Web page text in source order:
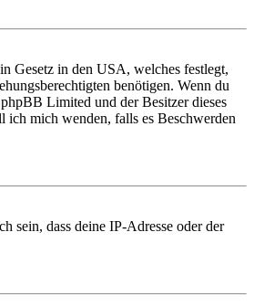
Gesetz in den USA, welches festlegt,
benötigen. Wenn du
Limited und der Besitzer dieses
ich mich wenden, falls es Beschwerden
sein, dass deine IP-Adresse oder der